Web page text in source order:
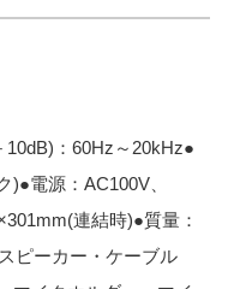
10dB)：60Hz～20kHz●
)●電源：AC100V、
連結時)●質量：
ピーカー・ケーブル